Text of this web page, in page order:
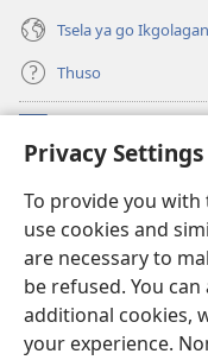
Privacy Settings
To provide you with
use cookies and
are necessary to
be refused. You
additional cookies,
your experience.
Tsela ya go
Thuso
(e
bula
nngwe)
LAEBORARI YA MO
(e
bula
tsebe
e
nngwe)
JW Hub
(e
bula
tsebe
nngwe)
App ya JW Library